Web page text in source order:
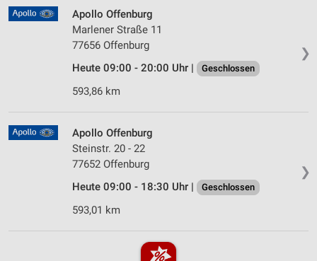
❯
Apollo Offenburg
Marlener Straße 11
77656 Offenburg
Heute 09:00 - 20:00 Uhr |
Geschlossen
593,86 km
❯
Apollo Offenburg
Steinstr. 20 - 22
77652 Offenburg
Heute 09:00 - 18:30 Uhr |
Geschlossen
593,01 km